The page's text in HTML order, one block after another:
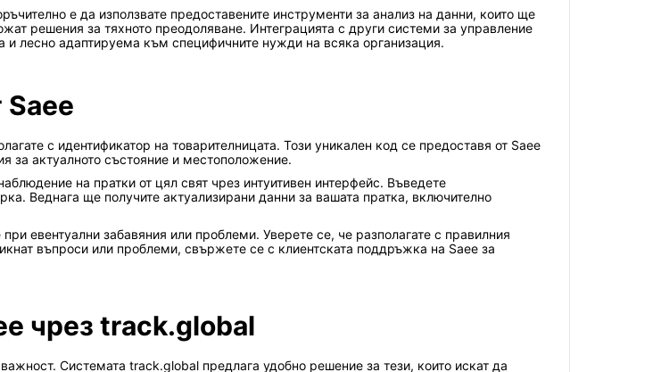
е да използвате предоставените инструменти за анализ на данни, които ще
решения за тяхното преодоляване. Интеграцията с други системи за управление
лесно адаптируема към специфичните нужди на всяка организация.
Saee
с идентификатор на товарителницата. Този уникален код се предоставя от Saee
за актуалното състояние и местоположение.
на пратки от цял свят чрез интуитивен интерфейс. Въведете
Веднага ще получите актуализирани данни за вашата пратка, включително
евентуални забавяния или проблеми. Уверете се, че разполагате с правилния
въпроси или проблеми, свържете се с клиентската поддръжка на Saee за
чрез track.global
Системата track.global предлага удобно решение за тези, които искат да